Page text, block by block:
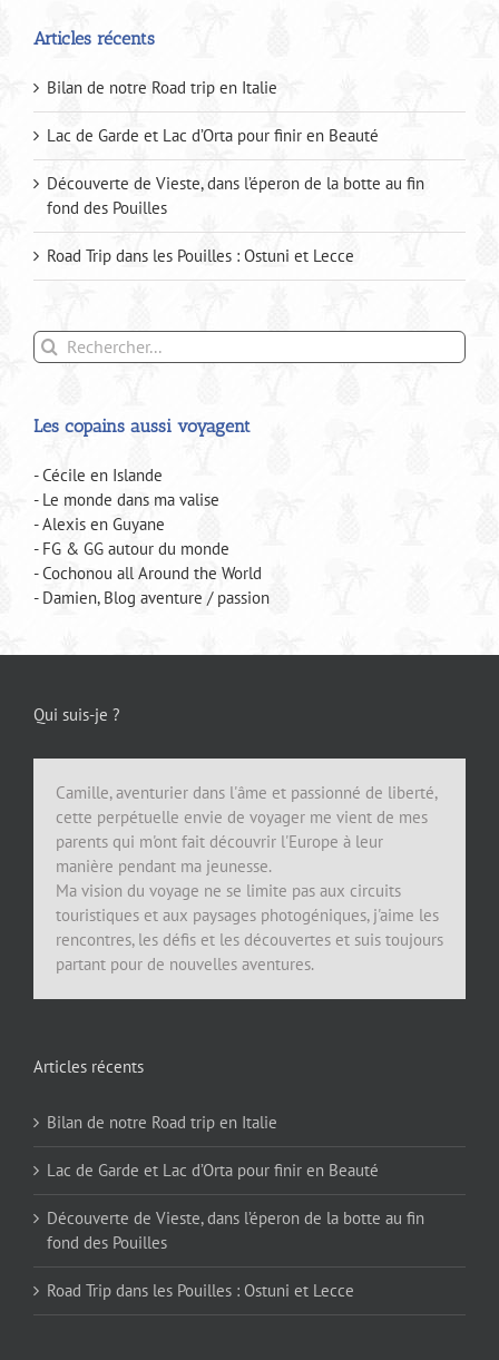
Articles récents
Bilan de notre Road trip en Italie
Lac de Garde et Lac d’Orta pour finir en Beauté
Découverte de Vieste, dans l’éperon de la botte au fin
fond des Pouilles
Road Trip dans les Pouilles : Ostuni et Lecce
Rechercher:
Les copains aussi voyagent
- Cécile en Islande
- Le monde dans ma valise
- Alexis en Guyane
- FG & GG autour du monde
- Cochonou all Around the World
- Damien, Blog aventure / passion
Qui suis-je ?
Camille, aventurier dans l'âme et passionné de liberté,
cette perpétuelle envie de voyager me vient de mes
parents qui m'ont fait découvrir l'Europe à leur
manière pendant ma jeunesse.
Ma vision du voyage ne se limite pas aux circuits
touristiques et aux paysages photogéniques, j'aime les
rencontres, les défis et les découvertes et suis toujours
partant pour de nouvelles aventures.
Articles récents
Bilan de notre Road trip en Italie
Lac de Garde et Lac d’Orta pour finir en Beauté
Découverte de Vieste, dans l’éperon de la botte au fin
fond des Pouilles
Road Trip dans les Pouilles : Ostuni et Lecce